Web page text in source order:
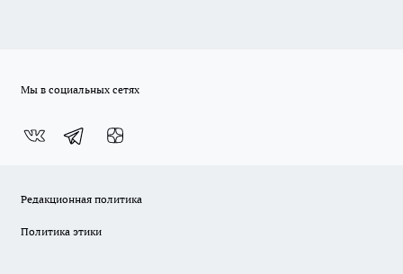
Мы в социальных сетях
Редакционная политика
Политика этики